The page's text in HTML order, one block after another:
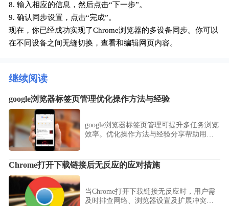
8. 输入相应的信息，然后点击“下一步”。
9. 确认同步设置，点击“完成”。
现在，你已经成功实现了Chrome浏览器的多设备同步。你可以
在不同设备之间无缝切换，查看和编辑网页内容。
继续阅读
google浏览器标签页管理优化操作方法与经验
google浏览器标签页管理可提升多任务浏览
效率。优化操作方法与经验分享帮助用户
Chrome打开下载链接后无反应的应对措施
当Chrome打开下载链接无反应时，用户需
及时排查网络、浏览器设置及扩展冲突等